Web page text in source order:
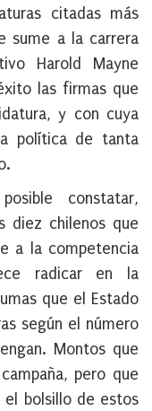
citadas más
sume a la carrera
Harold Mayne
las firmas que
y con cuya
política de tanta
constatar,
diez chilenos que
a la competencia
radicar en la
que el Estado
según el número
Montos que
pero que
el bolsillo de estos